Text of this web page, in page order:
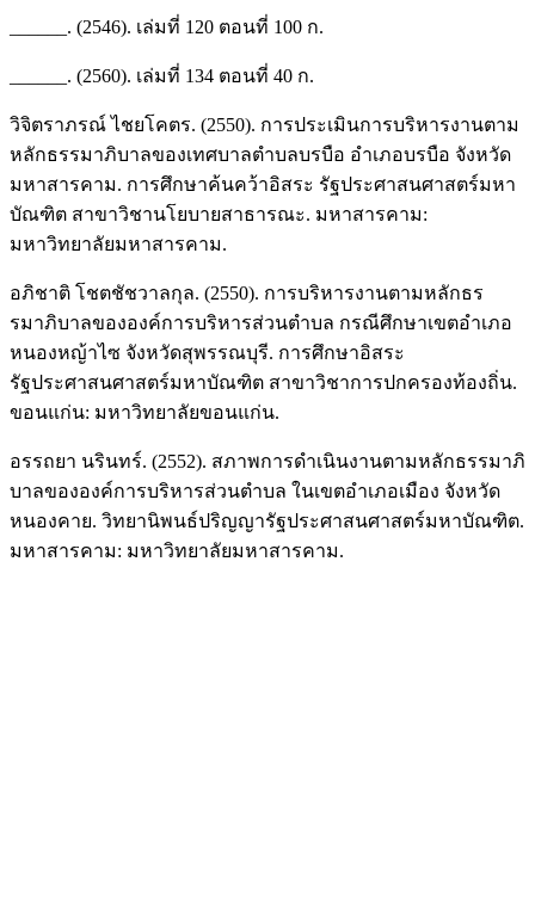
______. (2546). เล่มที่ 120 ตอนที่ 100 ก.
______. (2560). เล่มที่ 134 ตอนที่ 40 ก.
วิจิตราภรณ์ ไชยโคตร. (2550). การประเมินการบริหารงานตาม
หลักธรรมาภิบาลของเทศบาลตำบลบรบือ อำเภอบรบือ จังหวัด
มหาสารคาม. การศึกษาค้นคว้าอิสระ รัฐประศาสนศาสตร์มหา
บัณฑิต สาขาวิชานโยบายสาธารณะ. มหาสารคาม:
มหาวิทยาลัยมหาสารคาม.
อภิชาติ โชตชัชวาลกุล. (2550). การบริหารงานตามหลักธร
รมาภิบาลขององค์การบริหารส่วนตำบล กรณีศึกษาเขตอำเภอ
หนองหญ้าไซ จังหวัดสุพรรณบุรี. การศึกษาอิสระ
รัฐประศาสนศาสตร์มหาบัณฑิต สาขาวิชาการปกครองท้องถิ่น.
ขอนแก่น: มหาวิทยาลัยขอนแก่น.
อรรถยา นรินทร์. (2552). สภาพการดำเนินงานตามหลักธรรมาภิ
บาลขององค์การบริหารส่วนตำบล ในเขตอำเภอเมือง จังหวัด
หนองคาย. วิทยานิพนธ์ปริญญารัฐประศาสนศาสตร์มหาบัณฑิต.
มหาสารคาม: มหาวิทยาลัยมหาสารคาม.